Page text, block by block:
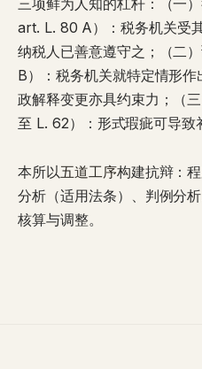
三项鲜为人知的杠杆：（一）
art. L. 80 A）：税务机关受
纳税人已善意遵守之；（二）
B）：税务机关就特定情形
政解释变更亦具约束力；（
至 L. 62）：形式瑕疵可导致
本所以五道工序构建抗辩：
分析（适用法条）、判例分
核算与调整。